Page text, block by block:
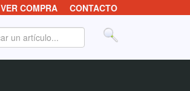
VER COMPRA CONTACTO